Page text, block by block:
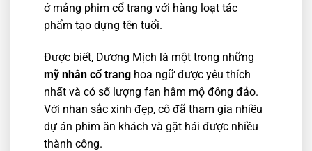
ở mảng phim cổ trang với hàng loạt tác
phẩm tạo dựng tên tuổi.
Được biết, Dương Mịch là một trong những
mỹ nhân cổ trang hoa ngữ được yêu thích
nhất và có số lượng fan hâm mộ đông đảo.
Với nhan sắc xinh đẹp, cô đã tham gia nhiều
dự án phim ăn khách và gặt hái được nhiều
thành công.